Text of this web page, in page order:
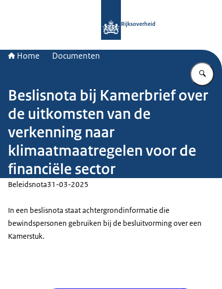
Rijksoverheid
Home Documenten
Beslisnota bij Kamerbrief over
de uitkomsten van de
verkenning naar
klimaatmaatregelen voor de
financiële sector
Beleidsnota31-03-2025
In een beslisnota staat achtergrondinformatie die
bewindspersonen gebruiken bij de besluitvorming over een
Kamerstuk.